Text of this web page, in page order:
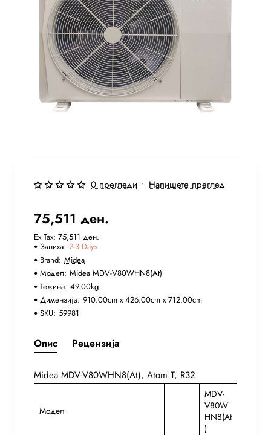
2-3 Days 0 прегледи • Напишете преглед
75,511 ден.
Ex Tax: 75,511 ден.
Залиха: 2-3 Days
Brand: Midea
Модел: Midea MDV-V80WHN8(At)
Тежина: 49.00kg
Димензија: 910.00cm x 426.00cm x 712.00cm
SKU: 59981
Опис Рецензија
Midea MDV-V80WHN8(At), Atom T, R32
Модел
MDV-
V80W
HN8(At
)